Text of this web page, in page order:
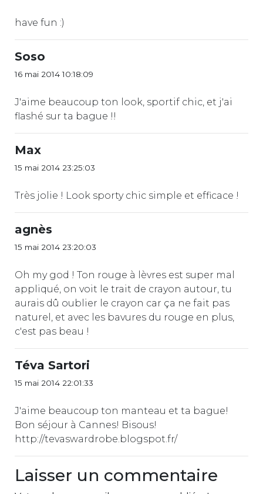
have fun :)
Soso
16 mai 2014 10:18:09
J'aime beaucoup ton look, sportif chic, et j'ai
flashé sur ta bague !!
Max
15 mai 2014 23:25:03
Très jolie ! Look sporty chic simple et efficace !
agnès
15 mai 2014 23:20:03
Oh my god ! Ton rouge à lèvres est super mal
appliqué, on voit le trait de crayon autour, tu
aurais dû oublier le crayon car ça ne fait pas
naturel, et avec les bavures du rouge en plus,
c'est pas beau !
Téva Sartori
15 mai 2014 22:01:33
J'aime beaucoup ton manteau et ta bague!
Bon séjour à Cannes! Bisous!
http://tevaswardrobe.blogspot.fr/
Laisser un commentaire